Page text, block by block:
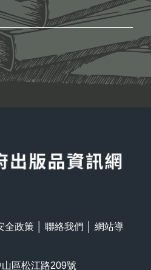
全政策 聯絡我們
網站導
區松江路209號